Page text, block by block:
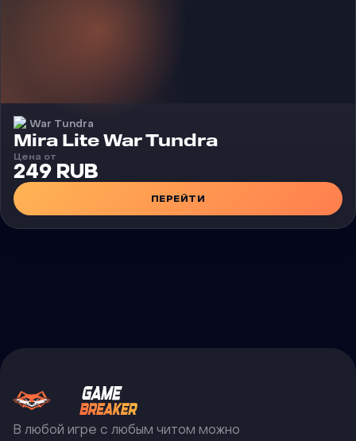
War Tundra
Чит
Mira Lite War Tundra
Цена от
249 RUB
ПЕРЕЙТИ
В любой игре с любым читом можно